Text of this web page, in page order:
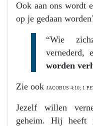
Ook aan ons wordt
op je gedaan
“Wie
vernederd,
worden
Zie ook JACOBUS 4:10; 1
Jezelf willen
geheim. Hij heeft